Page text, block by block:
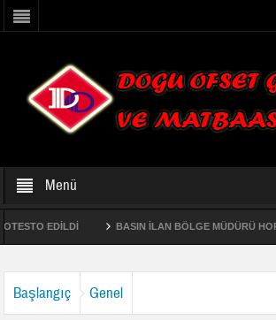
Menü
EDİLDİ BASIN İLAN BÖLGE MÜDÜRÜ HOPA’DA
Başlangıç Genel